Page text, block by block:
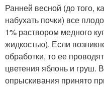
Ранней весной (до того,
набухать почки) все
1% раствором медного
жидкостью). Если
обработки, то ее
цветения яблонь и груш.
опрыскивания принято